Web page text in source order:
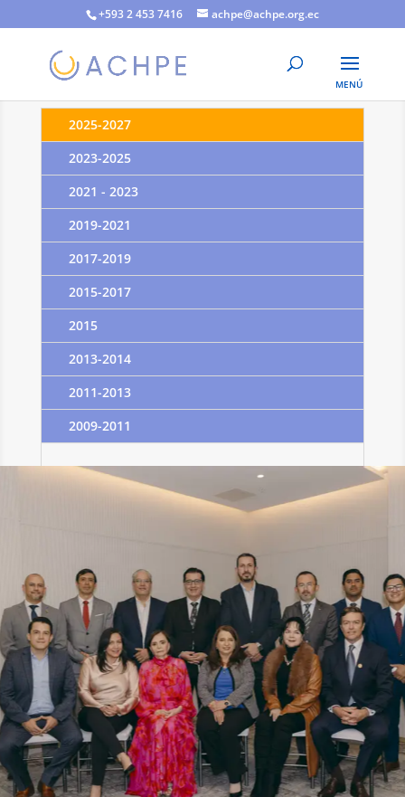
+593 2 453 7416 achpe@achpe.org.ec
2025-2027
2023-2025
2021 - 2023
2019-2021
2017-2019
2015-2017
2015
2013-2014
2011-2013
2009-2011